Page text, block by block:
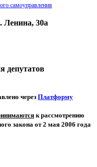
самоуправления
Ленина, 30а
депутатов
через Платформу
к рассмотрению
закона от 2 мая 2006 года